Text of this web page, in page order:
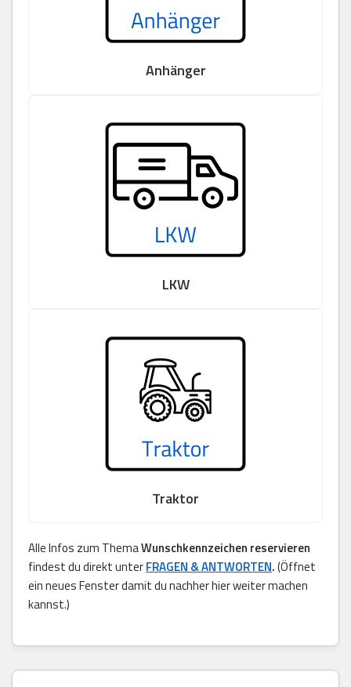
Anhänger
LKW
Traktor
Alle Infos zum ThemaWunschkennzeichen reservieren
findest du direkt unterFRAGEN & ANTWORTEN.(Öffnet
ein neues Fenster damit du nachher hier weiter machen
kannst.)